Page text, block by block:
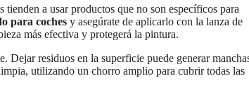
a usar productos que no son específicos para
para coches y asegúrate de aplicarlo con la lanza de
más efectiva y protegerá la pintura.
Dejar residuos en la superficie puede generar
utilizando un chorro amplio para cubrir todas las